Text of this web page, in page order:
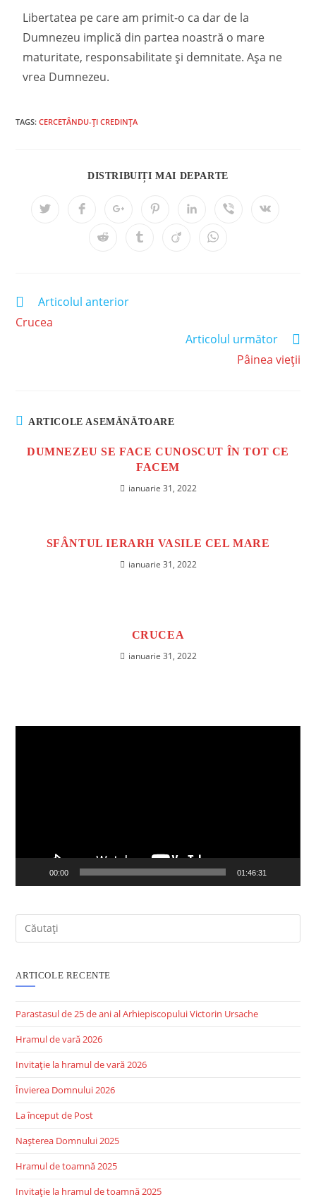
Libertatea pe care am primit-o ca dar de la
Dumnezeu implică din partea noastră o mare
maturitate, responsabilitate și demnitate. Așa ne
vrea Dumnezeu.
TAGS:CERCETÂNDU-ȚI CREDINȚA
DISTRIBUIȚI MAI DEPARTE
Articolul anterior
Crucea
Articolul următor
Pâinea vieții
ARTICOLE ASEMĂNĂTOARE
DUMNEZEU SE FACE CUNOSCUT ÎN TOT CE
FACEM
ianuarie 31, 2022
SFÂNTUL IERARH VASILE CEL MARE
ianuarie 31, 2022
CRUCEA
ianuarie 31, 2022
00:00 01:46:31
ARTICOLE RECENTE
Parastasul de 25 de ani al Arhiepiscopului Victorin Ursache
Hramul de vară 2026
Invitație la hramul de vară 2026
Învierea Domnului 2026
La început de Post
Nașterea Domnului 2025
Hramul de toamnă 2025
Invitație la hramul de toamnă 2025